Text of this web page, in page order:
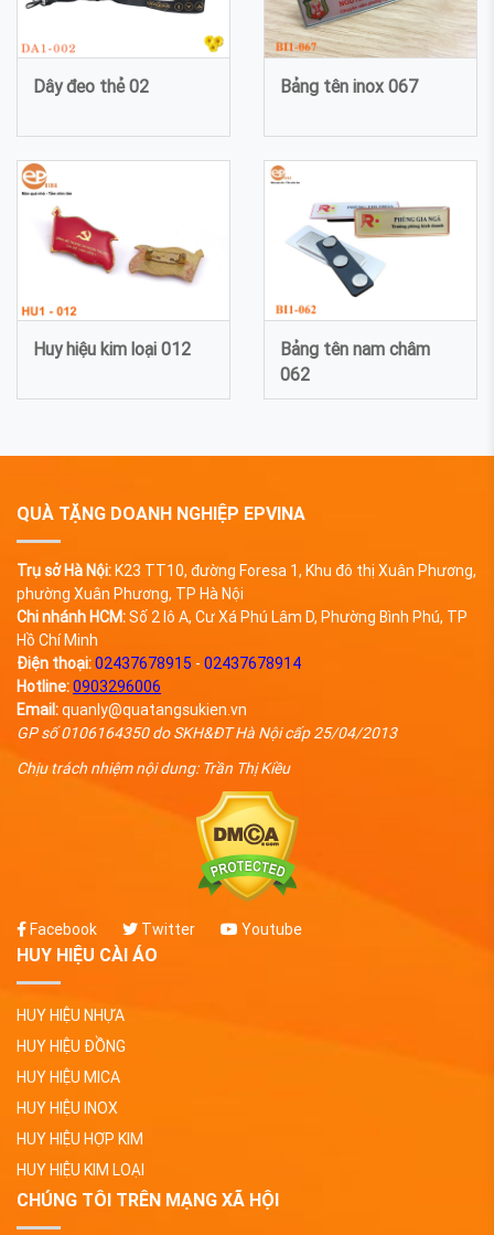
Dây đeo thẻ 02 Bảng tên inox 067
Huy hiệu kim loại 012
Bảng tên nam châm
062
QUÀ TẶNG DOANH NGHIỆP EPVINA
Trụ sở Hà Nội:K23 TT10, đường Foresa 1, Khu đô thị Xuân Phương,
phường Xuân Phương, TP Hà Nội
Chi nhánh HCM:Số 2 lô A, Cư Xá Phú Lâm D, Phường Bình Phú, TP
Hồ Chí Minh
Điện thoại:02437678915 - 02437678914
Hotline:0903296006
Email:quanly@quatangsukien.vn
GP số 0106164350 do SKH&ĐT Hà Nội cấp 25/04/2013
Chịu trách nhiệm nội dung: Trần Thị Kiều
Facebook Twitter Youtube
HUY HIỆU CÀI ÁO
HUY HIỆU NHỰA
HUY HIỆU ĐỒNG
HUY HIỆU MICA
HUY HIỆU INOX
HUY HIỆU HỢP KIM
HUY HIỆU KIM LOẠI
CHÚNG TÔI TRÊN MẠNG XÃ HỘI